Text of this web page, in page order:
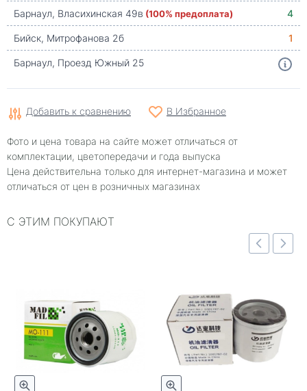
Барнаул, Власихинская 49в (100% предоплата)
4
Бийск, Митрофанова 2б
1
Барнаул, Проезд Южный 25
Добавить к сравнению В Избранное
Фото и цена товара на сайте может отличаться от
комплектации, цветопередачи и года выпуска
Цена действительна только для интернет-магазина и может
отличаться от цен в розничных магазинах
С ЭТИМ ПОКУПАЮТ
Быстрый просмотр